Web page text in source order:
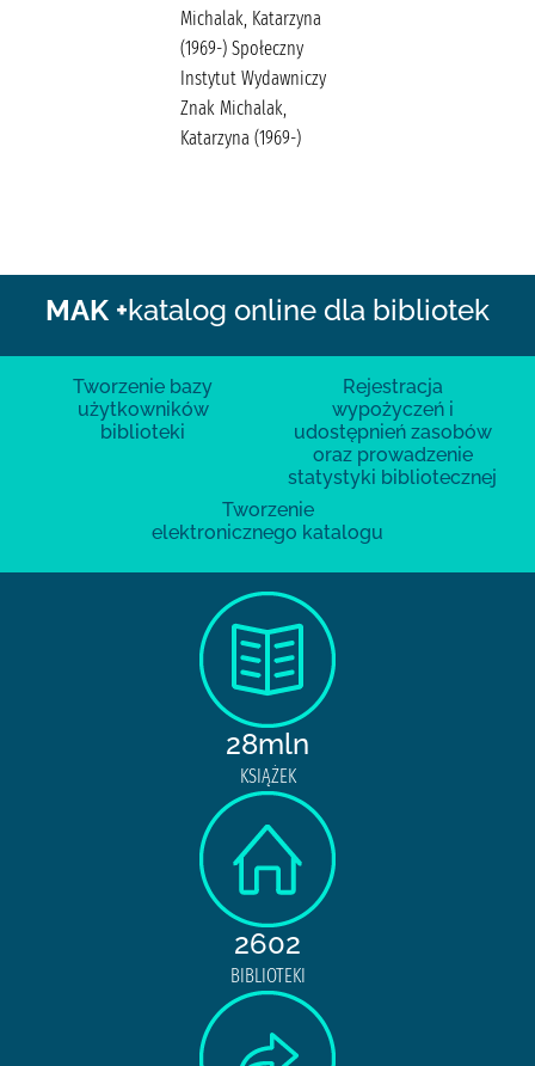
Michalak, Katarzyna
(1969-) Społeczny
Instytut Wydawniczy
Znak Michalak,
Katarzyna (1969-)
MAK +katalog online dla bibliotek
Tworzenie bazy
użytkowników
biblioteki
Rejestracja
wypożyczeń i
udostępnień zasobów
oraz prowadzenie
statystyki bibliotecznej
Tworzenie
elektronicznego katalogu
28mln
KSIĄŻEK
2602
BIBLIOTEKI